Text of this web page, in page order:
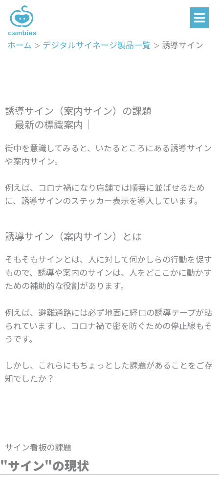
メ
ニ
ュ
ー
ホーム デジタルサイネージ製品一覧 誘導サイン
誘導サイン（案内サイン）の課題
｜最新の標識案内｜
街中を意識してみると、いたるところにある誘導サイン
や案内サイン。
例えば、コロナ禍になり店舗では順番に並ばせるため
に、誘導サインのステッカー表示を導入しています。
誘導サイン（案内サイン）とは
そもそもサインとは、人に対して何かしらの行動を促す
もので、誘導や案内のサインは、人をどここかに動かす
ための補助的な役割があります。
例えば、避難通路には必ず地面に経口の誘導テープが貼
られていますし、コロナ禍で密を防ぐための停止線もそ
うです。
しかし、これらにもちょっとした課題があることをご存
知でしたか？
サイン看板の課題
"サイン"の現状